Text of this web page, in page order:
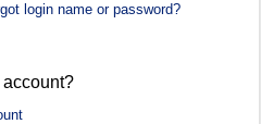
login name or password?
account?